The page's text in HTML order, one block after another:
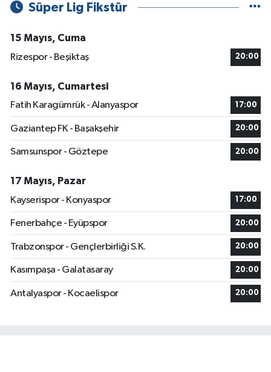
Süper Lig Fikstür
15 Mayıs, Cuma
Rizespor - Beşiktaş
20:00
16 Mayıs, Cumartesi
Fatih Karagümrük - Alanyaspor
17:00
Gaziantep FK - Başakşehir 20:00
Samsunspor - Göztepe 20:00
17 Mayıs, Pazar
Kayserispor - Konyaspor
17:00
Fenerbahçe - Eyüpspor 20:00
Trabzonspor - Gençlerbirliği S.K. 20:00
Kasımpaşa - Galatasaray 20:00
Antalyaspor - Kocaelispor 20:00